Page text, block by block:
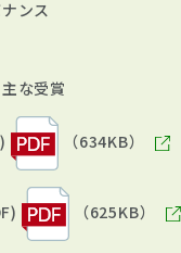
ンス
な受賞
（634KB）
（625KB）